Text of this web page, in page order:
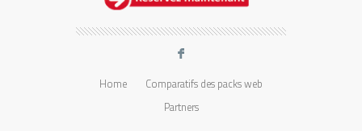
F
Home
Comparatifs des packs web
Partners